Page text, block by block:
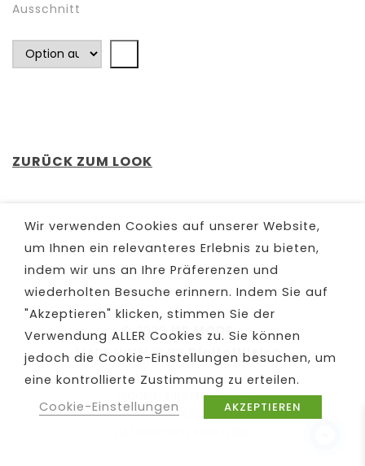
Ausschnitt
ZURÜCK ZUM LOOK
© 2023HS MODE-
MADE WITH
BYDigitalVision
COOKIE-EINSTELLUNGEN
IMPRESSUM
Wir verwenden Cookies auf unserer Website,
um Ihnen ein relevanteres Erlebnis zu bieten,
indem wir uns an Ihre Präferenzen und
wiederholten Besuche erinnern. Indem Sie auf
"Akzeptieren" klicken, stimmen Sie der
Verwendung ALLER Cookies zu. Sie können
jedoch die Cookie-Einstellungen besuchen, um
eine kontrollierte Zustimmung zu erteilen.
Cookie-Einstellungen
AKZEPTIEREN